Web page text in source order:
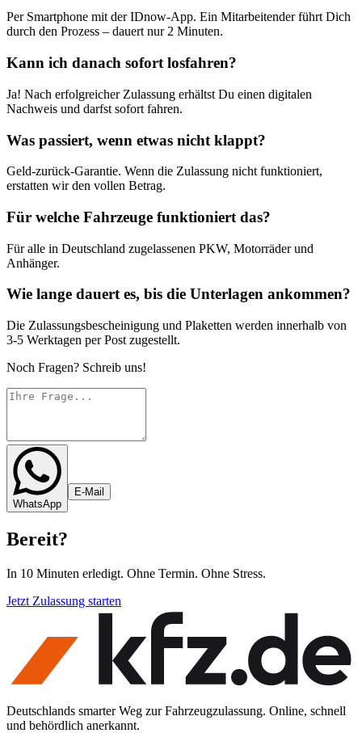
Per Smartphone mit der IDnow-App. Ein Mitarbeitender führt Dich
durch den Prozess – dauert nur 2 Minuten.
Kann ich danach sofort losfahren?
Ja! Nach erfolgreicher Zulassung erhältst Du einen digitalen
Nachweis und darfst sofort fahren.
Was passiert, wenn etwas nicht klappt?
Geld-zurück-Garantie. Wenn die Zulassung nicht funktioniert,
erstatten wir den vollen Betrag.
Für welche Fahrzeuge funktioniert das?
Für alle in Deutschland zugelassenen PKW, Motorräder und
Anhänger.
Wie lange dauert es, bis die Unterlagen ankommen?
Die Zulassungsbescheinigung und Plaketten werden innerhalb von
3-5 Werktagen per Post zugestellt.
Noch Fragen? Schreib uns!
WhatsApp
E-Mail
Bereit?
In 10 Minuten erledigt. Ohne Termin. Ohne Stress.
Jetzt Zulassung starten
Deutschlands smarter Weg zur Fahrzeugzulassung. Online, schnell
und behördlich anerkannt.